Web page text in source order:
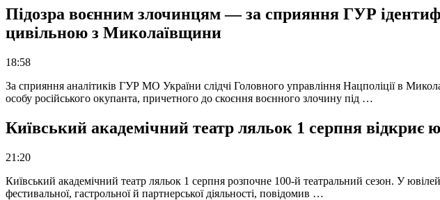
Підозра воєнним злочинцям — за сприяння ГУР
цивільною з Миколаївщини
18:58
За сприяння аналітиків ГУР МО України слідчі Головного управління Нацполіції в
особу російського окупанта, причетного до скоєння воєнного злочину під …
Київський академічний театр ляльок 1 серпня відкриє
21:20
Київський академічний театр ляльок 1 серпня розпочне 100-й театральний сезон. У
фестивальної, гастрольної й партнерської діяльності, повідомив …